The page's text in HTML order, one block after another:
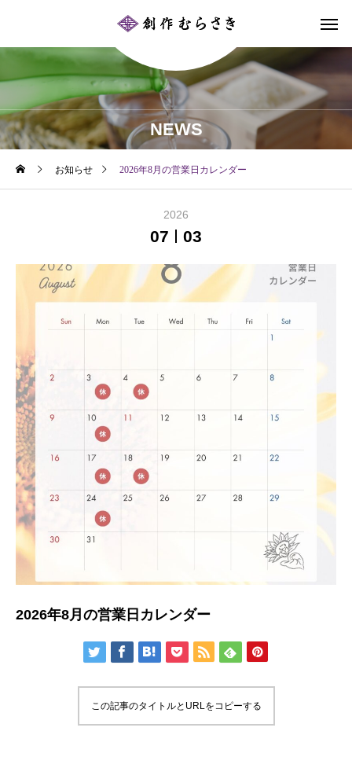
NEWS
お知らせ 2026年8月の営業日カレンダー
2026
07 03
2026年8月の営業日カレンダー
この記事のタイトルとURLをコピーする